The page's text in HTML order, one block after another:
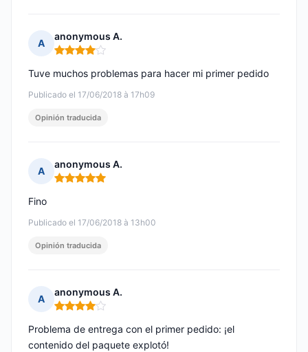
A
anonymous A.
Nota: 4 de 5
Publicado el 17/06/2018 à 17h09
Tuve muchos problemas para hacer mi primer pedido
Opinión traducida
A
anonymous A.
Nota: 5 de 5
Publicado el 17/06/2018 à 13h00
Fino
Opinión traducida
A
anonymous A.
Nota: 4 de 5
Problema de entrega con el primer pedido: ¡el
contenido del paquete explotó!